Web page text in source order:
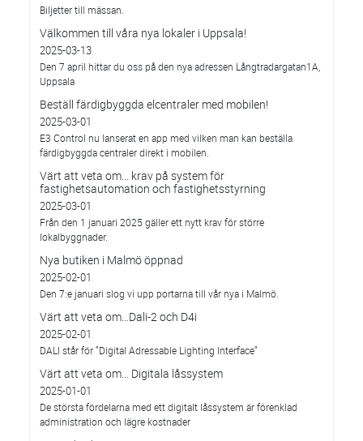
Biljetter till mässan.
Välkommen till våra nya lokaler i Uppsala!
2025-03-13
Den 7 april hittar du oss på den nya adressen Långtradargatan1A,
Uppsala
Beställ färdigbyggda elcentraler med mobilen!
2025-03-01
E3 Control nu lanserat en app med vilken man kan beställa
färdigbyggda centraler direkt i mobilen.
Värt att veta om... krav på system för
fastighetsautomation och fastighetsstyrning
2025-03-01
Från den 1 januari 2025 gäller ett nytt krav för större
lokalbyggnader.
Nya butiken i Malmö öppnad
2025-02-01
Den 7:e januari slog vi upp portarna till vår nya i Malmö.
Värt att veta om…Dali-2 och D4i
2025-02-01
DALI står för ”Digital Adressable Lighting Interface”
Värt att veta om… Digitala låssystem
2025-01-01
De största fördelarna med ett digitalt låssystem är förenklad
administration och lägre kostnader